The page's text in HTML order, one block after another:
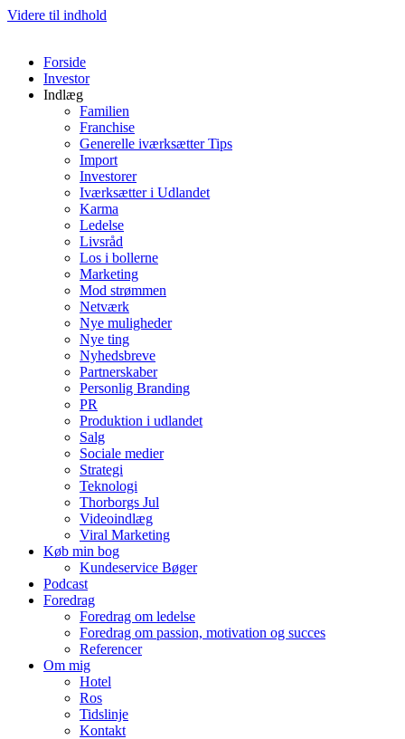
Videre til indhold
Forside
Investor
Indlæg
Familien
Franchise
Generelle iværksætter Tips
Import
Investorer
Iværksætter i Udlandet
Karma
Ledelse
Livsråd
Los i bollerne
Marketing
Mod strømmen
Netværk
Nye muligheder
Nye ting
Nyhedsbreve
Partnerskaber
Personlig Branding
PR
Produktion i udlandet
Salg
Sociale medier
Strategi
Teknologi
Thorborgs Jul
Videoindlæg
Viral Marketing
Køb min bog
Kundeservice Bøger
Podcast
Foredrag
Foredrag om ledelse
Foredrag om passion, motivation og succes
Referencer
Om mig
Hotel
Ros
Tidslinje
Kontakt